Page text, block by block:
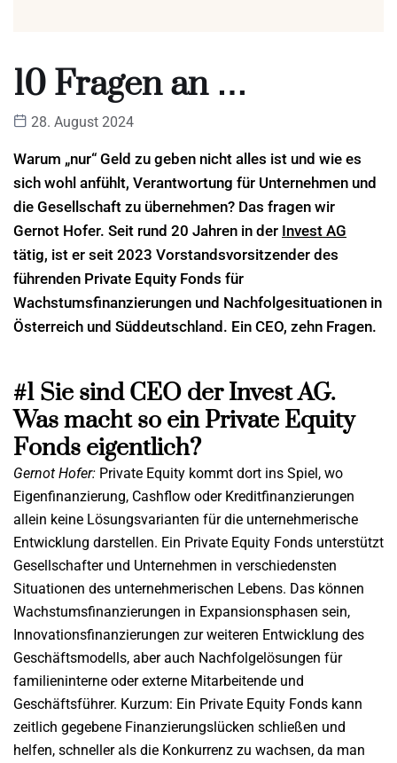
10 Fragen an …
28. August 2024
Warum „nur“ Geld zu geben nicht alles ist und wie es
sich wohl anfühlt, Verantwortung für Unternehmen und
die Gesellschaft zu übernehmen? Das fragen wir
Gernot Hofer. Seit rund 20 Jahren in der Invest AG
tätig, ist er seit 2023 Vorstandsvorsitzender des
führenden Private Equity Fonds für
Wachstumsfinanzierungen und Nachfolgesituationen in
Österreich und Süddeutschland. Ein CEO, zehn Fragen.
#1 Sie sind CEO der Invest AG.
Was macht so ein Private Equity
Fonds eigentlich?
Gernot Hofer: Private Equity kommt dort ins Spiel, wo
Eigenfinanzierung, Cashflow oder Kreditfinanzierungen
allein keine Lösungsvarianten für die unternehmerische
Entwicklung darstellen. Ein Private Equity Fonds unterstützt
Gesellschafter und Unternehmen in verschiedensten
Situationen des unternehmerischen Lebens. Das können
Wachstumsfinanzierungen in Expansionsphasen sein,
Innovationsfinanzierungen zur weiteren Entwicklung des
Geschäftsmodells, aber auch Nachfolgelösungen für
familieninterne oder externe Mitarbeitende und
Geschäftsführer. Kurzum: Ein Private Equity Fonds kann
zeitlich gegebene Finanzierungslücken schließen und
helfen, schneller als die Konkurrenz zu wachsen, da man